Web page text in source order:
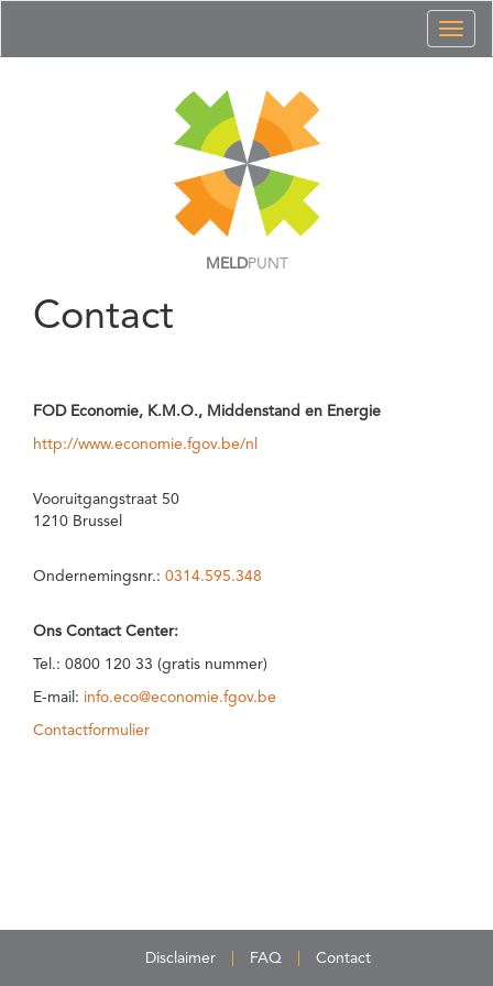
MELDPUNT
Contact
FOD Economie, K.M.O., Middenstand en Energie
http://www.economie.fgov.be/nl
Vooruitgangstraat 50
1210 Brussel
Ondernemingsnr.: 0314.595.348
Ons Contact Center:
Tel.: 0800 120 33 (gratis nummer)
E-mail: info.eco@economie.fgov.be
Contactformulier
Disclaimer FAQ Contact